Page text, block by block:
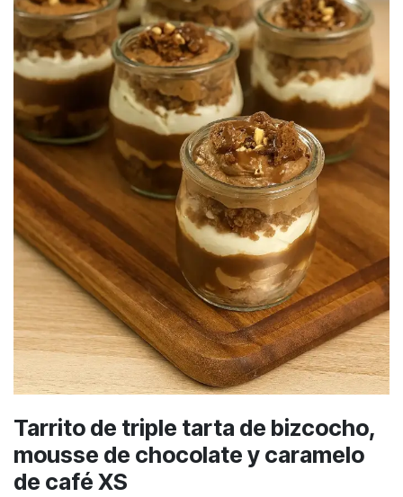
Tarrito de triple tarta de bizcocho,
mousse de chocolate y caramelo
de café XS